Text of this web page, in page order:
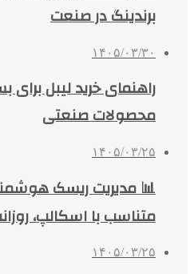
برندینگ در صنعت
۱۴۰۵/۰۳/۳۰
راهنمای خرید لیبل برای
محصولات صنعتی
۱۴۰۵/۰۳/۲۵
📊 مدیریت ریسک
متناسب با اسکالپ،
۱۴۰۵/۰۳/۲۵